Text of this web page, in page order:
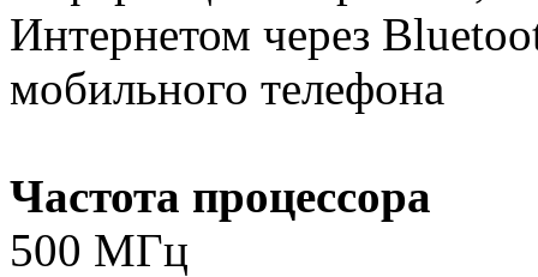
Интернетом через
мобильного телефона
Частота процессора
500 МГц